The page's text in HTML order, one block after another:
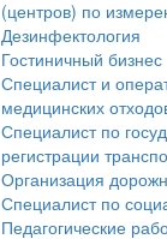
(центров) по
Дезинфектология
Гостиничный бизнес
Специалист и
медицинских
Специалист по
регистрации
Организация
Специалист по
Педагогические